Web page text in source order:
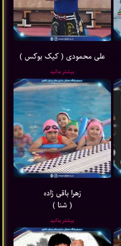
علی محمودی ( کیک بوکس )
بیشتر بدانید
زهرا باقی ‌زاده
( شنا )
بیشتر بدانید